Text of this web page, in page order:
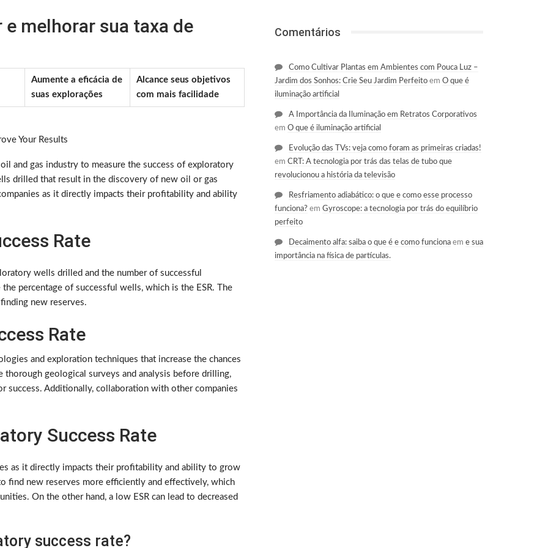
melhorar sua taxa de
Aumente a eficácia de
suas explorações
Alcance seus objetivos
com mais facilidade
Your Results
and gas industry to measure the success of exploratory
drilled that result in the discovery of new oil or gas
as it directly impacts their profitability and ability
Rate
wells drilled and the number of successful
percentage of successful wells, which is the ESR. The
new reserves.
Rate
and exploration techniques that increase the chances
geological surveys and analysis before drilling,
success. Additionally, collaboration with other companies
Success Rate
as it directly impacts their profitability and ability to grow
find new reserves more efficiently and effectively, which
On the other hand, a low ESR can lead to decreased
success rate?
Comentários
Como Cultivar Plantas em Ambientes com Pouca Luz –
Jardim dos Sonhos: Crie Seu Jardim Perfeitoem O que é
iluminação artificial
A Importância da Iluminação em Retratos Corporativos
em O que é iluminação artificial
Evolução das TVs: veja como foram as primeiras criadas!
em CRT: A tecnologia por trás das telas de tubo que
revolucionou a história da televisão
Resfriamento adiabático: o que e como esse processo
funciona?em Gyroscope: a tecnologia por trás do equilíbrio
perfeito
Decaimento alfa: saiba o que é e como funcionaem e sua
importância na física de partículas.